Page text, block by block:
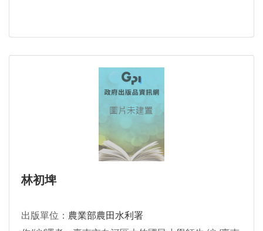
林初埤
出版單位： 農業部農田水利署